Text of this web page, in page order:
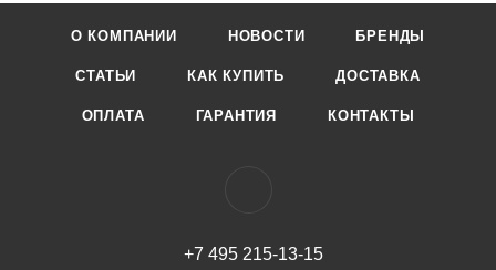
О КОМПАНИИ НОВОСТИ БРЕНДЫ
СТАТЬИ КАК КУПИТЬ ДОСТАВКА
ОПЛАТА ГАРАНТИЯ КОНТАКТЫ
+7 495 215-13-15